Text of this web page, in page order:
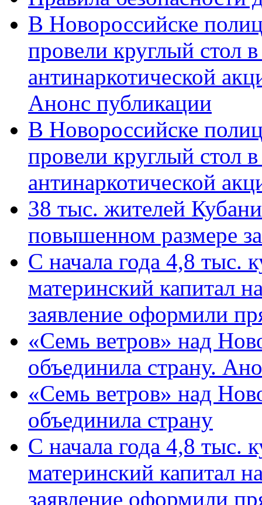
В Новороссийске
провели круглый стол
антинаркотической
Анонс публикации
В Новороссийске
провели круглый стол
антинаркотической
38 тыс. жителей
повышенном размере
С начала года 4,8 тыс.
материнский капитал
заявление оформили
«Семь ветров» над
объединила страну.
«Семь ветров» над
объединила страну
С начала года 4,8 тыс.
материнский капитал
заявление оформили